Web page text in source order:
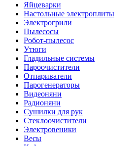
Яйцеварки
Настольные электроплиты
Электрогрили
Пылесосы
Робот-пылесос
Утюги
Гладильные системы
Пароочистители
Отпариватели
Парогенераторы
Видеоняни
Радионяни
Сушилки для рук
Стеклоочистители
Электровеники
Весы